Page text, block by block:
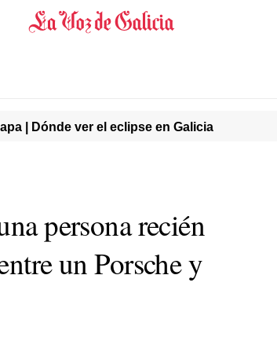
| Dónde ver el eclipse en Galicia
persona recién
un Porsche y